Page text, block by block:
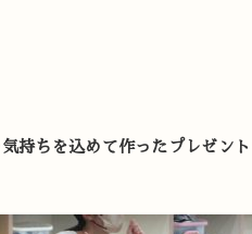
持ちを込めて作ったプレゼン